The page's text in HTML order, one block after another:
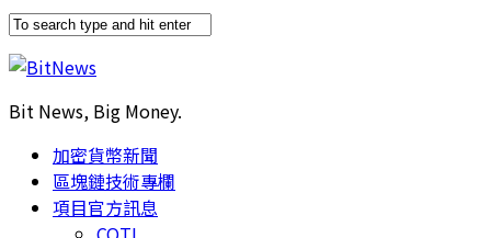
Bit News, Big Money.
加密貨幣新聞
區塊鏈技術專欄
項目官方訊息